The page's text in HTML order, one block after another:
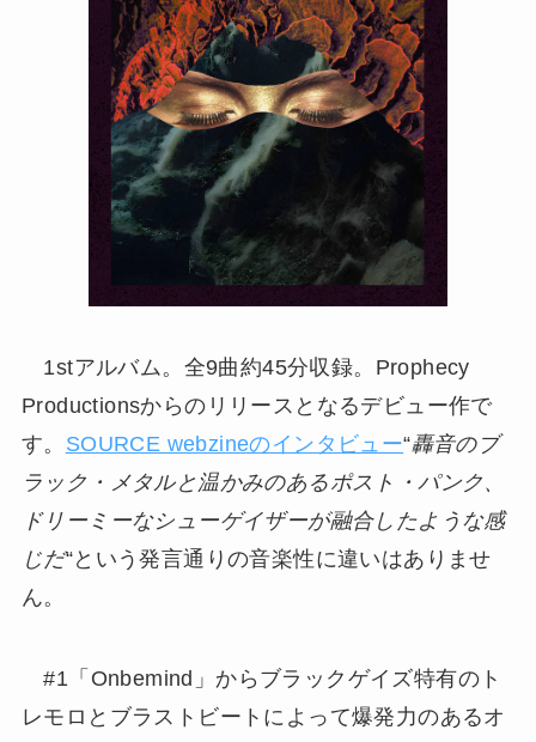
1stアルバム。全9曲約45分収録。Prophecy
Productionsからのリリースとなるデビュー作で
す。 SOURCE webzineのインタビュー“轟音のブ
ラック・メタルと温かみのあるポスト・パンク、
ドリーミーなシューゲイザーが融合したような感
じだ“という発言通りの音楽性に違いはありませ
ん。
#1「Onbemind」からブラックゲイズ特有のト
レモロとブラストビートによって爆発力のあるオ